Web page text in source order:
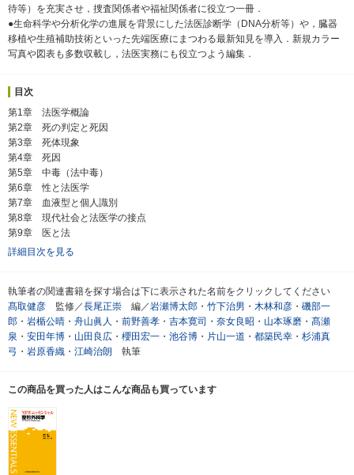
待等）を充実させ，捜査関係者や福祉関係者に役立つ一冊．
●生命科学や分析化学の進展を背景にした法医診断学（DNA分析等）や，臓器
移植や生殖補助技術といった先端医療にまつわる最新知見を導入．新規カラー
写真や図表も多数収載し，法医実務にも役立つよう編集．
目次
第1章 法医学概論
第2章 死の判定と死因
第3章 死体現象
第4章 死因
第5章 中毒（法中毒）
第6章 性と法医学
第7章 血液型と個人識別
第8章 現代社会と法医学の接点
第9章 医と法
詳細目次を見る
執筆者の関連書籍を探す場合は下に表示された名前をクリックしてください
髙取健彦 監修／長尾正崇 編／岩瀬博太郎 ・ 竹下治男 ・ 木林和彦 ・ 磯部一
郎 ・ 岩楯公晴 ・ 舟山眞人 ・ 前野善孝 ・ 吉本寛司 ・ 奈女良昭 ・ 山本琢磨 ・ 髙瀬
泉 ・ 安田年博 ・ 山田良広 ・ 櫻田宏一 ・ 池谷博 ・ 片山一道 ・ 都築民幸 ・ 杉浦真
弓 ・ 岩原香織 ・ 江崎治朗 執筆
この商品を買った人はこんな商品も買っています